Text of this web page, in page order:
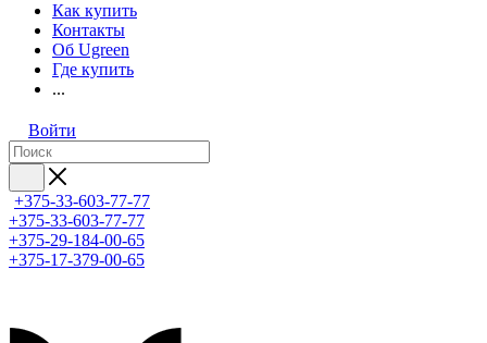
Как купить
Контакты
Об Ugreen
Где купить
...
Войти
+375-33-603-77-77
+375-33-603-77-77
+375-29-184-00-65
+375-17-379-00-65